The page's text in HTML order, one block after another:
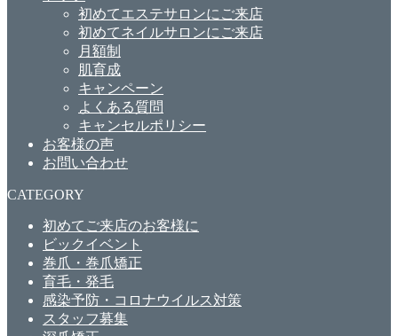
初めてエステサロンにご来店
初めてネイルサロンにご来店
月額制
肌育成
キャンペーン
よくある質問
キャンセルポリシー
お客様の声
お問い合わせ
CATEGORY
初めてご来店のお客様に
ビックイベント
巻爪・巻爪矯正
育毛・発毛
感染予防・コロナウイルス対策
スタッフ募集